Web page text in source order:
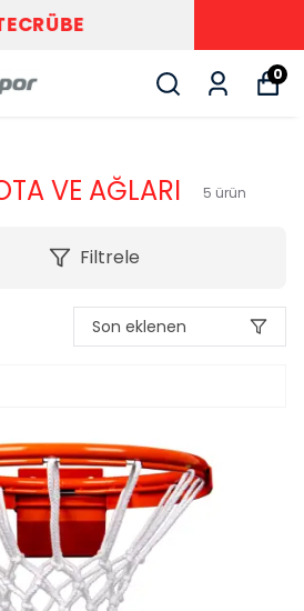
SPOR
0
VE AĞLARI 5 ürün
Filtrele
Son eklenen